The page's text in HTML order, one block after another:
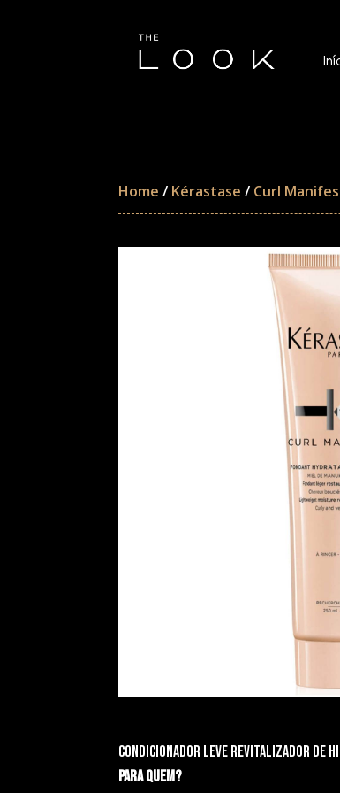
Home / Kérastase / Curl
Condicionador leve revitalizador de
Para quem?